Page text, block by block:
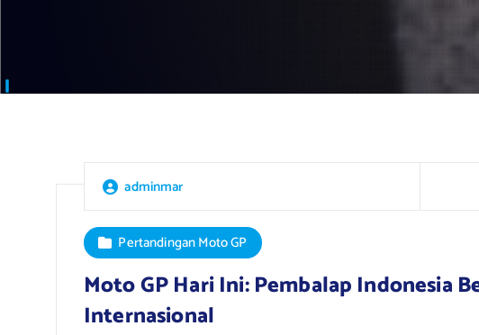
adminmar
Pertandingan Moto GP
Moto GP Hari Ini: Pembalap Indonesia
Internasional